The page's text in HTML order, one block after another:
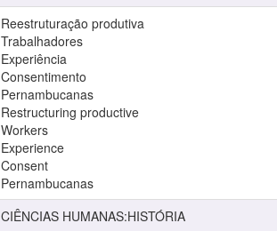
Reestruturação produtiva
Trabalhadores
Experiência
Consentimento
Pernambucanas
Restructuring productive
Workers
Experience
Consent
Pernambucanas
CIÊNCIAS HUMANAS:HISTÓRIA